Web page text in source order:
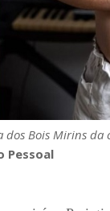
Bois Mirins da
Pessoal